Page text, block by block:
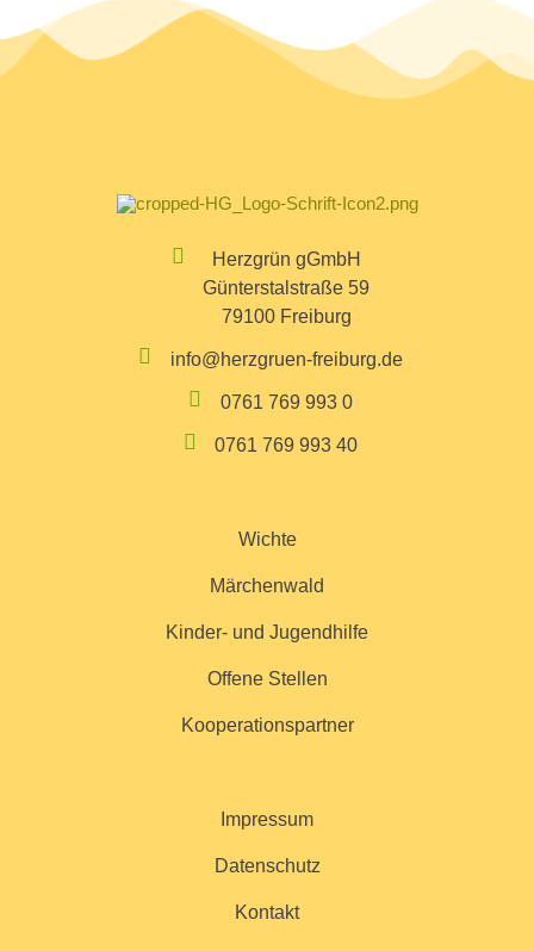
Herzgrün gGmbH
Günterstalstraße 59
79100 Freiburg
info@herzgruen-freiburg.de
0761 769 993 0
0761 769 993 40
Wichte
Märchenwald
Kinder- und Jugendhilfe
Offene Stellen
Kooperationspartner
Impressum
Datenschutz
Kontakt